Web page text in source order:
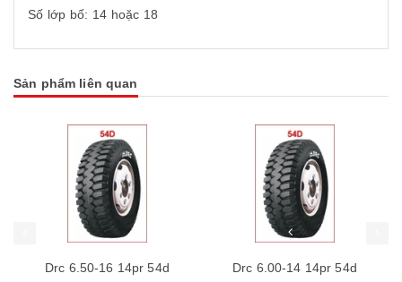
Số lớp bố: 14 hoặc 18
Sản phẩm liên quan
Drc 6.50-16 14pr 54d
Drc 6.00-14 14pr 54d